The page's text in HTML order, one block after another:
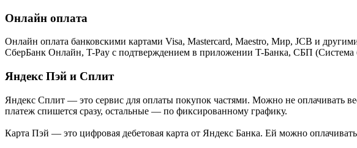
Онлайн оплата
Онлайн оплата банковскими картами Visa, Mastercard, Maestro, Мир, JCB и
СберБанк Онлайн, T-Pay с подтверждением в приложении T-Банка, СБП
Яндекс Пэй и Сплит
Яндекс Cплит — это сервис для оплаты покупок частями. Можно не оплачивать
платеж спишется сразу, остальные — по фиксированному графику.
Карта Пэй — это цифровая дебетовая карта от Яндекс Банка. Ей можно